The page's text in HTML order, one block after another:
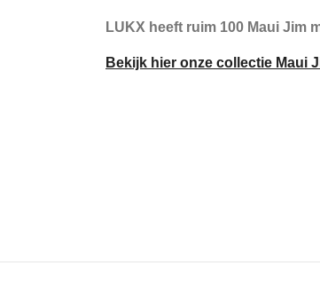
LUKX heeft ruim 100 Maui Jim
Bekijk hier onze collectie Maui